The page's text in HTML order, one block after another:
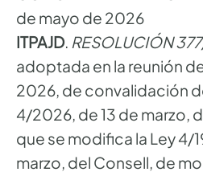
de mayo de 2026
ITPAJD. RESOLUCIÓN
adoptada en la reunión
2026, de convalidación
4/2026, de 13 de marzo,
que se modifica la Ley 4/
marzo, del Consell, de